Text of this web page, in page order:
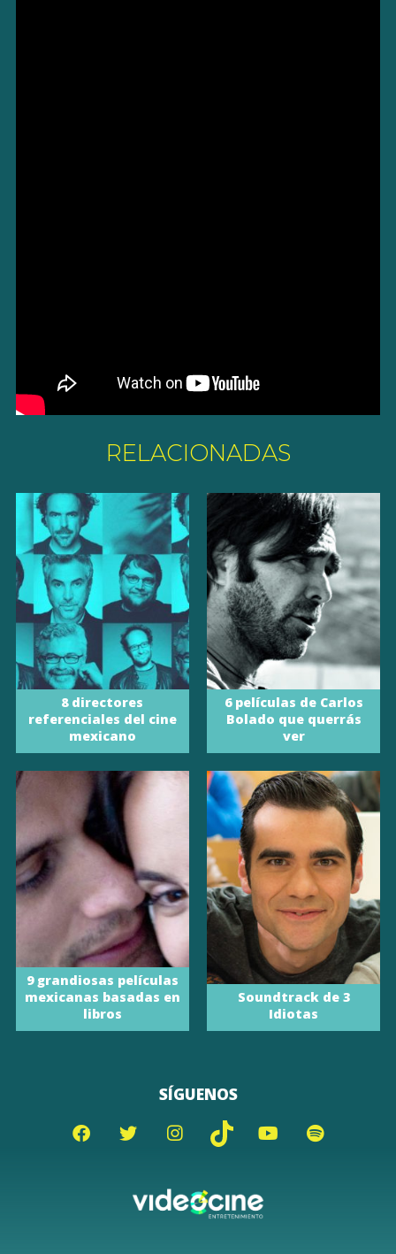
RELACIONADAS
8 directores
referenciales del cine
mexicano
6 películas de Carlos
Bolado que querrás
ver
9 grandiosas películas
mexicanas basadas en
libros
Soundtrack de 3
Idiotas
SÍGUENOS